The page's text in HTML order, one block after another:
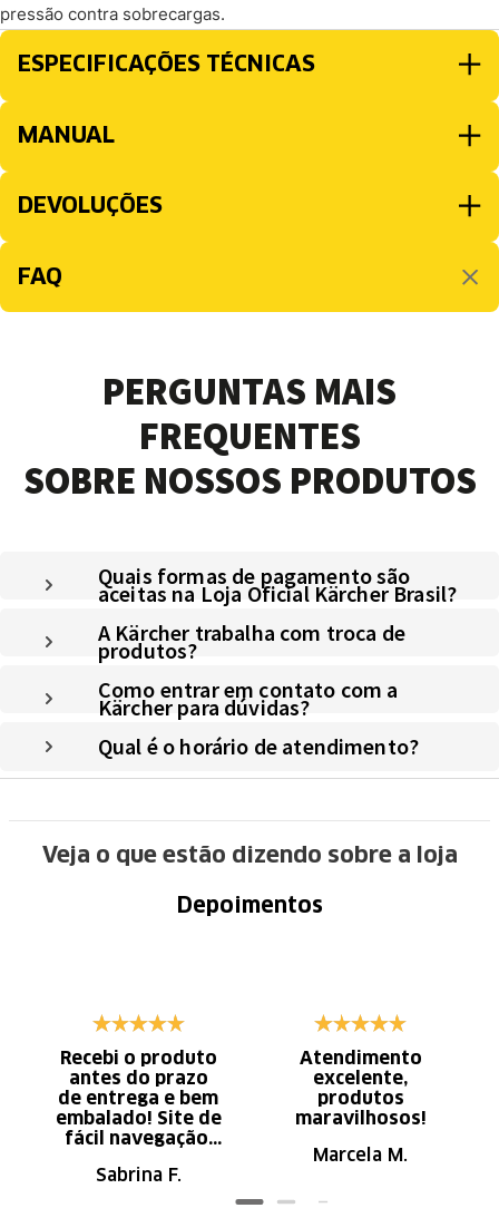
pressão contra sobrecargas.
ESPECIFICAÇÕES TÉCNICAS
MANUAL
DEVOLUÇÕES
FAQ
PERGUNTAS MAIS
FREQUENTES
SOBRE NOSSOS PRODUTOS
Quais formas de pagamento são
aceitas na Loja Oficial Kärcher Brasil?
A Kärcher trabalha com troca de
produtos?
Como entrar em contato com a
Kärcher para dúvidas?
Qual é o horário de atendimento?
Veja o que estão dizendo sobre a loja
Depoimentos
Recebi o produto
antes do prazo
de entrega e bem
embalado! Site de
fácil navegação.
Sabrina F.
Atendimento
excelente,
produtos
maravilhosos!
Marcela M.